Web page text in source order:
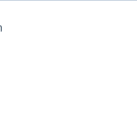
051 0561850